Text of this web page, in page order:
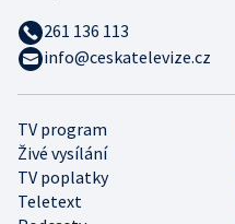
TV program
Živé vysílání
TV poplatky
Teletext
261 136 113
info@ceskatelevize.cz